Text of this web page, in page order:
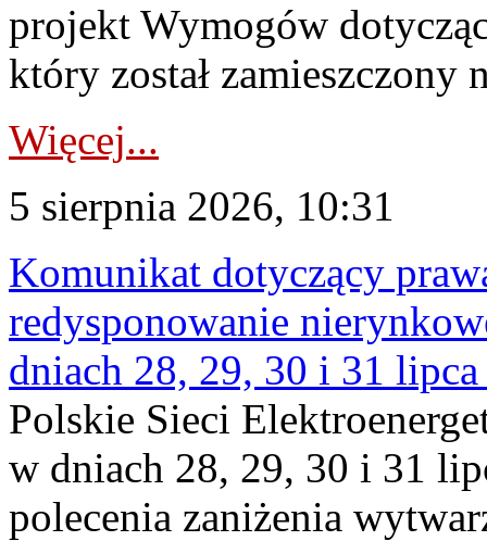
projekt Wymogów
który został zamieszczony
Więcej...
5 sierpnia 2026, 10:31
Komunikat dotyczący
redysponowanie
dniach 28, 29, 30 i 31
Polskie Sieci
w dniach 28, 29, 30 i 31
polecenia zaniżenia